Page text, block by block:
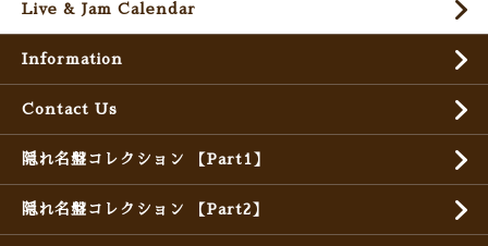
Live & Jam Calendar
Information
Contact Us
隠れ名盤コレクション 【Part1】
隠れ名盤コレクション 【Part2】